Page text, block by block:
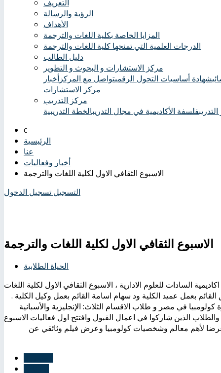
التعريف
الرؤية والرسالة
الأهداف
المزايا الخاصة بكلية اللغات والترجمة
الدرجات العلمية التي تمنحها كلية اللغات والترجمة
دليل الطالب
مركز الاستشارات و البحوث و التطوير
شهادة أساسيات التحول الرقميتواصل مع المركزأخبار
مركز الاستشارات
مركز التدريب
فلسفة الأكاديمية في مجال التدريبالخطة التدريبية
الرئيسية
عنا
أخبار وفعاليات
الاسبوع الثقافي الاول لكلية اللغات والترجمة
التسجيل تسجيل الدخول
الاسبوع الثقافي الاول لكلية اللغات والترجمة
الحياة الطلابية
، رئيس اكاديمية السادات للعلوم الادارية ، الاسبوع الثقافي الاول لكلية اللغات
بعمل عميد الكلية ود سهام اسامة القائم بعمل وكيل الكلية .
في مصر و طلاب الاقسام الثلاث: الإنجليزية والأسبانية
الذين شاركوا في اعمال القبول وافتتح اول فعاليات الاسبوع
لأهم معالم وشخصيات كولومبيا وعرض فيلم وثائقي عن